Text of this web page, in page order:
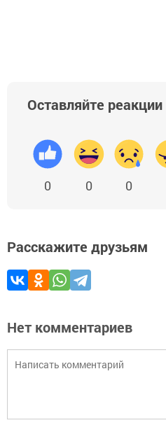
Оставляйте реакции
0 0 0
Расскажите друзьям
Нет комментариев